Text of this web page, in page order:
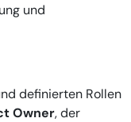
und
definierten Rollen
Owner, der